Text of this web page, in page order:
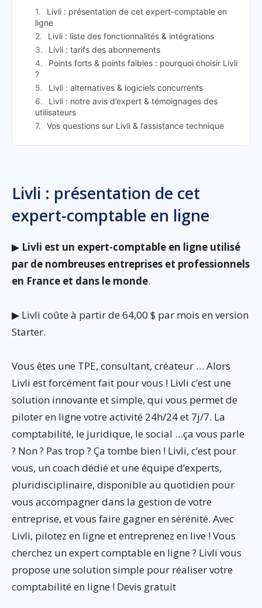
Livli : présentation de cet expert-comptable en
ligne
Livli : liste des fonctionnalités & intégrations
Livli : tarifs des abonnements
Points forts & points faibles : pourquoi choisir Livli
?
Livli : alternatives & logiciels concurrents
Livli : notre avis d’expert & témoignages des
utilisateurs
Vos questions sur Livli & l’assistance technique
Livli : présentation de cet
expert-comptable en ligne
▶ Livli est un expert-comptable en ligne utilisé
par de nombreuses entreprises et professionnels
en France et dans le monde.
▶ Livli coûte à partir de 64,00 $ par mois en version
Starter.
Vous êtes une TPE, consultant, créateur … Alors
Livli est forcément fait pour vous ! Livli c’est une
solution innovante et simple, qui vous permet de
piloter en ligne votre activité 24h/24 et 7j/7. La
comptabilité, le juridique, le social …ça vous parle
? Non ? Pas trop ? Ça tombe bien ! Livli, c’est pour
vous, un coach dédié et une équipe d’experts,
pluridisciplinaire, disponible au quotidien pour
vous accompagner dans la gestion de votre
entreprise, et vous faire gagner en sérénité. Avec
Livli, pilotez en ligne et entreprenez en live ! Vous
cherchez un expert comptable en ligne ? Livli vous
propose une solution simple pour réaliser votre
comptabilité en ligne ! Devis gratuit